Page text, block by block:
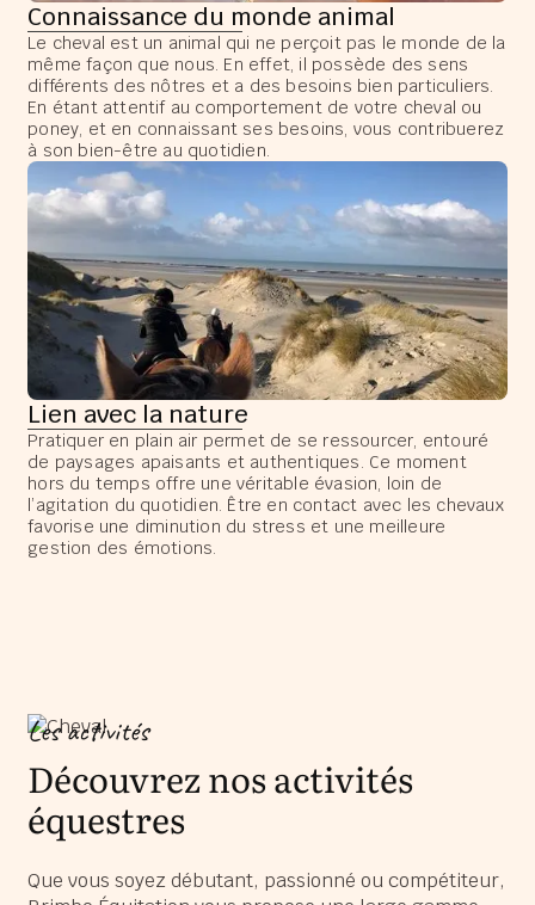
Connaissance du monde animal
Le cheval est un animal qui ne perçoit pas le monde de la
même façon que nous. En effet, il possède des sens
différents des nôtres et a des besoins bien particuliers.
En étant attentif au comportement de votre cheval ou
poney, et en connaissant ses besoins, vous contribuerez
à son bien-être au quotidien.
Lien avec la nature
Pratiquer en plain air permet de se ressourcer, entouré
de paysages apaisants et authentiques. Ce moment
hors du temps offre une véritable évasion, loin de
l’agitation du quotidien. Être en contact avec les chevaux
favorise une diminution du stress et une meilleure
gestion des émotions.
Les activités
Découvrez nos activités
équestres
Que vous soyez débutant, passionné ou compétiteur,